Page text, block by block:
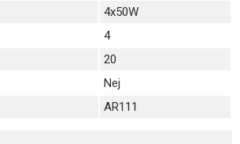
4x50W
4
20
Nej
AR111